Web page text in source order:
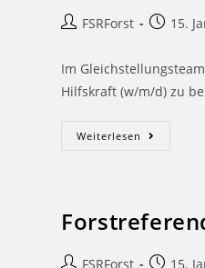
FSRForst 15.
Im
Hilfskraft (w/m/d) zu
Weiterlesen
FSRForst 15.